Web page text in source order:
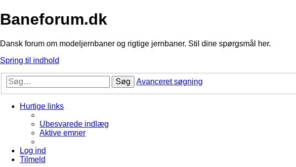
Baneforum.dk
Dansk forum om modeljernbaner og rigtige jernbaner. Stil dine spørgsmål her.
Spring til indhold
Søg Avanceret søgning
Hurtige links
Ubesvarede indlæg
Aktive emner
Log ind
Tilmeld